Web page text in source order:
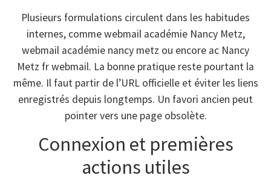
Plusieurs formulations circulent dans les habitudes
internes, comme webmail académie Nancy Metz,
webmail académie nancy metz ou encore ac Nancy
Metz fr webmail. La bonne pratique reste pourtant la
même. Il faut partir de l’URL officielle et éviter les liens
enregistrés depuis longtemps. Un favori ancien peut
pointer vers une page obsolète.
Connexion et premières
actions utiles